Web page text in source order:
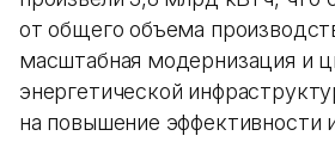
от общего объема
масштабная модернизация и
энергетической
на повышение эффективности